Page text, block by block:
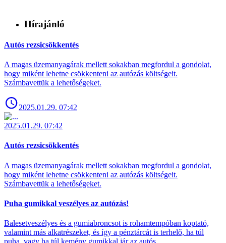
Hírajánló
Autós rezsicsökkentés
A magas üzemanyagárak mellett sokakban megfordul a gondolat,
hogy miként lehetne csökkenteni az autózás költségeit.
Számbavettük a lehetőségeket.
2025.01.29. 07:42
2025.01.29. 07:42
Autós rezsicsökkentés
A magas üzemanyagárak mellett sokakban megfordul a gondolat,
hogy miként lehetne csökkenteni az autózás költségeit.
Számbavettük a lehetőségeket.
Puha gumikkal veszélyes az autózás!
Balesetveszélyes és a gumiabroncsot is rohamtempóban koptató,
valamint más alkatrészeket, és így a pénztárcát is terhelő, ha túl